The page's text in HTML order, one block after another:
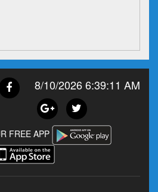
8/10/2026 6:39:12 AM
FREE APP